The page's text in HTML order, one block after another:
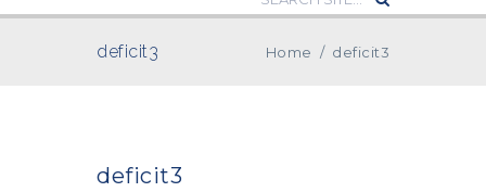
deficit3 Home / deficit3
deficit3